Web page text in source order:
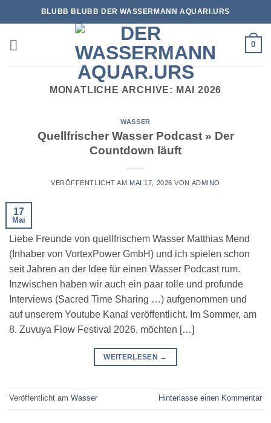
Inhalt
BLUBB BLUBB DER WASSERMANN AQUARI.URS
0
MONATLICHE ARCHIVE: MAI 2026
WASSER
Quellfrischer Wasser Podcast » Der
Countdown läuft
VERÖFFENTLICHT AM MAI 17, 2026 VON ADMINO
17
Mai
Liebe Freunde von quellfrischem Wasser Matthias Mend
(Inhaber von VortexPower GmbH) und ich spielen schon
seit Jahren an der Idee für einen Wasser Podcast rum.
Inzwischen haben wir auch ein paar tolle und profunde
Interviews (Sacred Time Sharing …) aufgenommen und
auf unserem Youtube Kanal veröffentlicht. Im Sommer, am
8. Zuvuya Flow Festival 2026, möchten […]
WEITERLESEN →
Veröffentlicht am Wasser Hinterlasse einen Kommentar